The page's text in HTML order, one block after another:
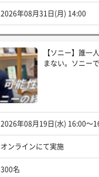
2026年08月31日(月) 14:00
【ソニー】誰一
まない。ソニーで
2026年08月19日(水) 16:00〜
オンラインにて実施
300名